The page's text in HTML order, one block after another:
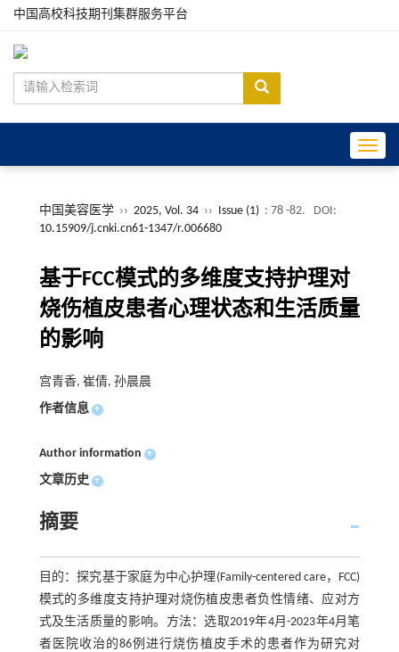
中国高校科技期刊集群服务平台
中国美容医学 ›› 2025, Vol. 34 ›› Issue (1) : 78 -82.
DOI:
10.15909/j.cnki.cn61-1347/r.006680
基于FCC模式的多维度支持护理对
烧伤植皮患者心理状态和生活质量
的影响
宫青香, 崔倩, 孙晨晨
作者信息 +
Author information +
文章历史 +
摘要
目的：探究基于家庭为中心护理(Family-centered care，FCC)
模式的多维度支持护理对烧伤植皮患者负性情绪、应对方
式及生活质量的影响。方法：选取2019年4月-2023年4月笔
者医院收治的86例进行烧伤植皮手术的患者作为研究对